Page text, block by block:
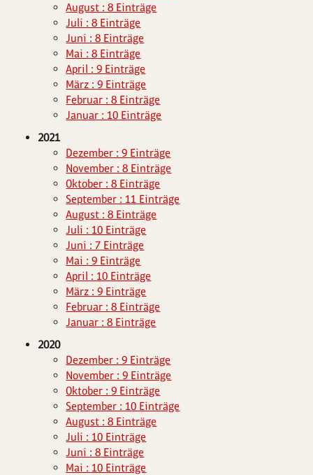
August : 8 Einträge
Juli : 8 Einträge
Juni : 8 Einträge
Mai : 8 Einträge
April : 9 Einträge
März : 9 Einträge
Februar : 8 Einträge
Januar : 10 Einträge
2021
Dezember : 9 Einträge
November : 8 Einträge
Oktober : 8 Einträge
September : 11 Einträge
August : 8 Einträge
Juli : 10 Einträge
Juni : 7 Einträge
Mai : 9 Einträge
April : 10 Einträge
März : 9 Einträge
Februar : 8 Einträge
Januar : 8 Einträge
2020
Dezember : 9 Einträge
November : 9 Einträge
Oktober : 9 Einträge
September : 10 Einträge
August : 8 Einträge
Juli : 10 Einträge
Juni : 8 Einträge
Mai : 10 Einträge